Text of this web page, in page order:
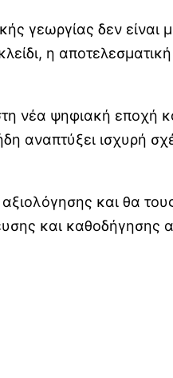
γεωργίας δεν είναι
η
νέα ψηφιακή εποχή
αναπτύξει ισχυρή
και θα
και καθοδήγησης